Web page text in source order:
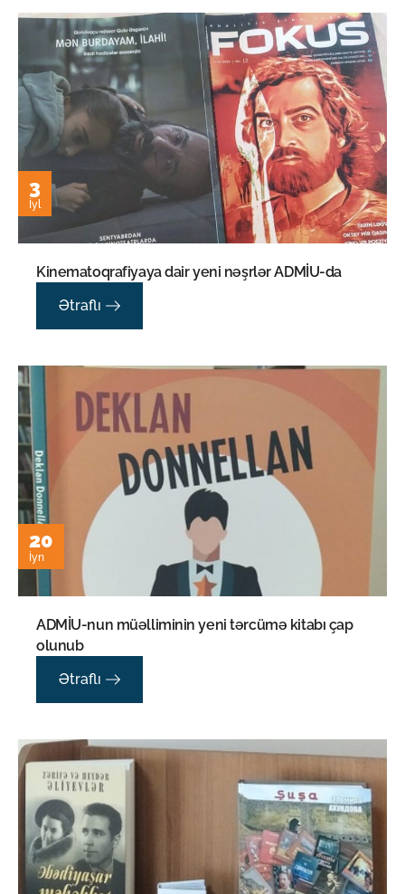
3
İyl
Kinematoqrafiyaya dair yeni nəşrlər ADMİU-da
Ətraflı
20
İyn
ADMİU-nun müəlliminin yeni tərcümə kitabı çap
olunub
Ətraflı